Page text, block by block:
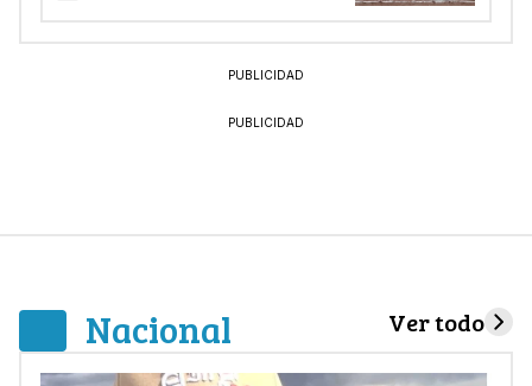
PUBLICIDAD
PUBLICIDAD
Nacional Ver todo